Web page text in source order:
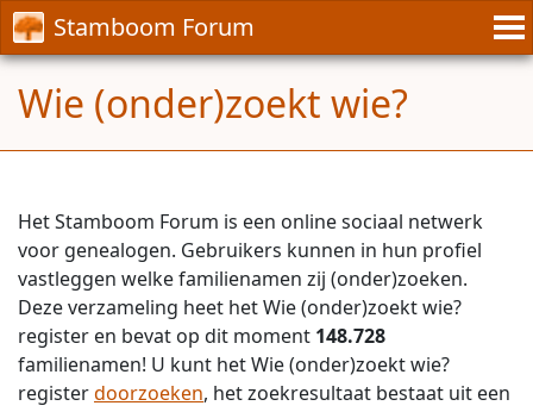
Stamboom Forum
Wie (onder)zoekt wie?
Het Stamboom Forum is een online sociaal netwerk
voor genealogen. Gebruikers kunnen in hun profiel
vastleggen welke familienamen zij (onder)zoeken.
Deze verzameling heet het Wie (onder)zoekt wie?
register en bevat op dit moment 148.728
familienamen! U kunt het Wie (onder)zoekt wie?
registerdoorzoeken, het zoekresultaat bestaat uit een